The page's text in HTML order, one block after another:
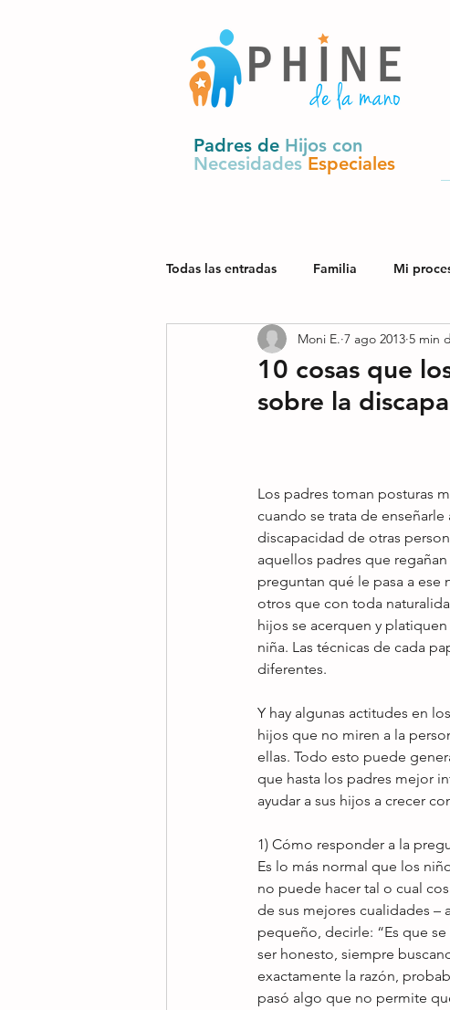
Padres de Hijos con
NecesidadesEspeciales
Todas las entradas Familia Mi
Derechos y política pública
10 cosas que
sobre la
Moni E. 7 ago 2013 5 min
Los padres toman posturas
cuando se trata de enseñarle
discapacidad de otras
aquellos padres que
preguntan qué le pasa a ese
otros que con toda
hijos se acerquen y
niña. Las técnicas de cada
diferentes.
Y hay algunas actitudes en
hijos que no miren a la
ellas. Todo esto puede
que hasta los padres mejor
ayudar a sus hijos a crecer
1) Cómo responder a la
Es lo más normal que los
no puede hacer tal o cual
de sus mejores cualidades –
pequeño, decirle: “Es que
ser honesto, siempre
exactamente la razón,
pasó algo que no permite